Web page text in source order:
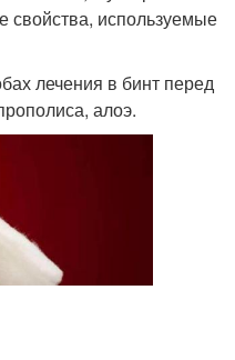
свойства, используемые
лечения в бинт перед
алоэ.